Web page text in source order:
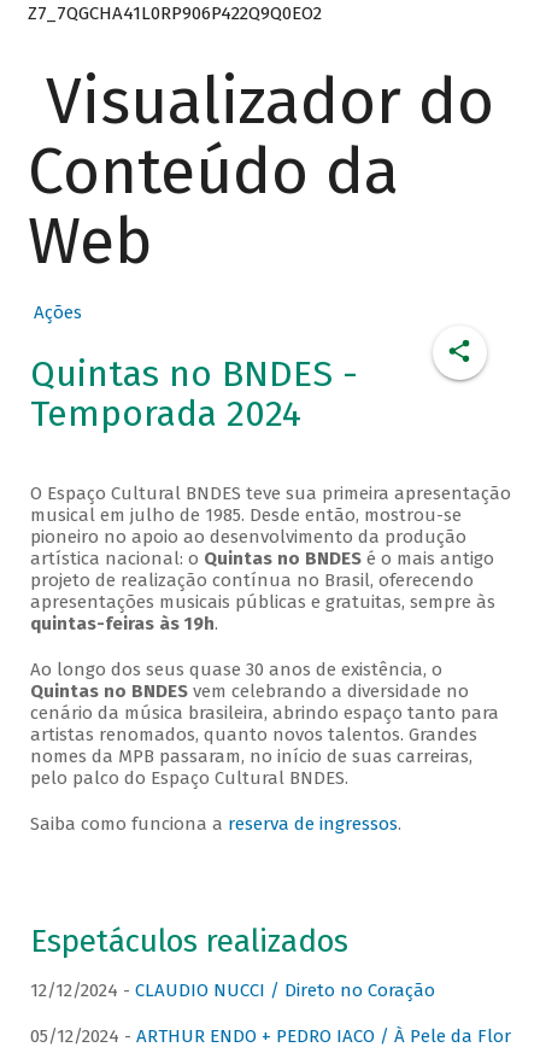
Z7_7QGCHA41L0RP906P422Q9Q0EO2
Visualizador do
Conteúdo da
Web
Ações
Quintas no BNDES -
Temporada 2024
O Espaço Cultural BNDES teve sua primeira apresentação
musical em julho de 1985. Desde então, mostrou-se
pioneiro no apoio ao desenvolvimento da produção
artística nacional: o Quintas no BNDESé o mais antigo
projeto de realização contínua no Brasil, oferecendo
apresentações musicais públicas e gratuitas, sempre às
quintas-feiras às 19h.
Ao longo dos seus quase 30 anos de existência, o
Quintas no BNDESvem celebrando a diversidade no
cenário da música brasileira, abrindo espaço tanto para
artistas renomados, quanto novos talentos. Grandes
nomes da MPB passaram, no início de suas carreiras,
pelo palco do Espaço Cultural BNDES.
Saiba como funciona a reserva de ingressos.
Espetáculos realizados
12/12/2024 - CLAUDIO NUCCI / Direto no Coração
05/12/2024 - ARTHUR ENDO + PEDRO IACO / À Pele da Flor